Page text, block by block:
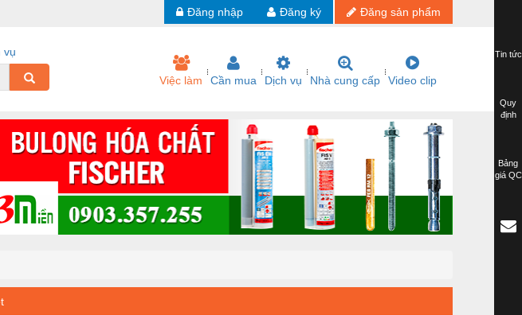
Đăng sản phẩm
Đăng ký
Đăng nhập
vụ
Việc làm Cần mua Dịch vụ Nhà cung cấp Video clip
Tin tức
Quy
định
Bảng
giá QC